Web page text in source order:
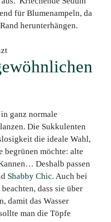
für Blumenampeln, da
herunterhängen.
ganz normale
Die Sukkulenten
die ideale Wahl,
begrünen möchte: alte
Deshalb passen
Shabby Chic. Auch bei
dass sie über
damit das Wasser
man die Töpfe